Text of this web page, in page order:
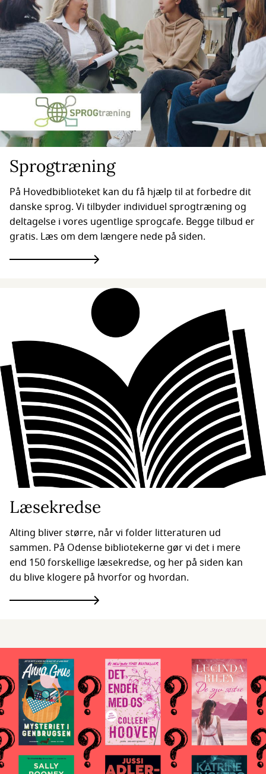
Sprogtræning
På Hovedbiblioteket kan du få hjælp til at forbedre dit
danske sprog. Vi tilbyder individuel sprogtræning og
deltagelse i vores ugentlige sprogcafe. Begge tilbud er
gratis. Læs om dem længere nede på siden.
Læsekredse
Alting bliver større, når vi folder litteraturen ud
sammen. På Odense bibliotekerne gør vi det i mere
end 150 forskellige læsekredse, og her på siden kan
du blive klogere på hvorfor og hvordan.